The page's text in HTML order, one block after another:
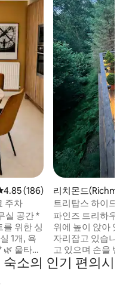
점 4.85점(5점 만점), 후기 186
4.85 (186)
주차
실 공간 *
위한 싱
1개, 욕
울타리
입구 * 🚗
리치몬드
하우스
트리탑스 하이드
우스
파인즈 트리하우
위에 높이 앉아 있
자리잡고 있습니
고 있으며 손을 뻗
사이에서 주변의
다. 숲과 계곡 전체
소의 인기 편의시